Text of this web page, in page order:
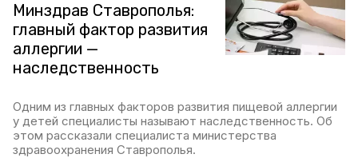
Минздрав Ставрополья:
главный фактор развития
аллергии —
наследственность
Одним из главных факторов развития пищевой аллергии
у детей специалисты называют наследственность. Об
этом рассказали специалиста министерства
здравоохранения Ставрополья.